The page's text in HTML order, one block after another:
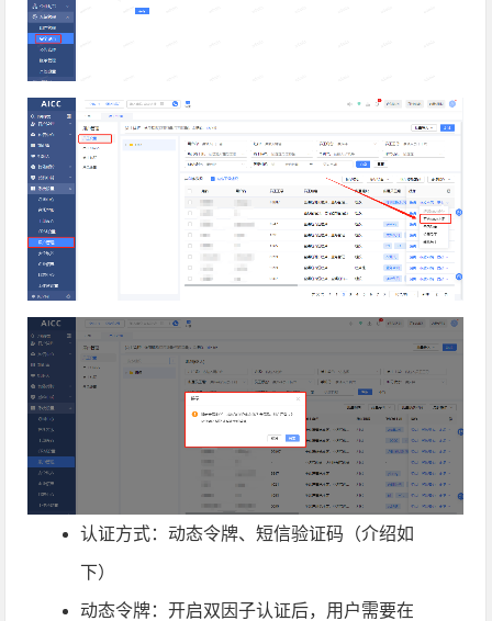
认证方式：动态令牌、短信验证码（介绍如
下）
动态令牌：开启双因子认证后，用户需要在